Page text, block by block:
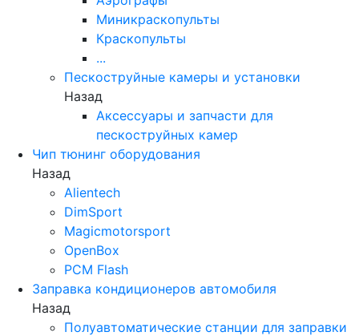
Миникраскопульты
Краскопульты
...
Пескоструйные камеры и установки
Назад
Аксессуары и запчасти для
пескоструйных камер
Чип тюнинг оборудования
Назад
Alientech
DimSport
Magicmotorsport
OpenBox
PCM Flash
Заправка кондиционеров автомобиля
Назад
Полуавтоматические станции для заправки